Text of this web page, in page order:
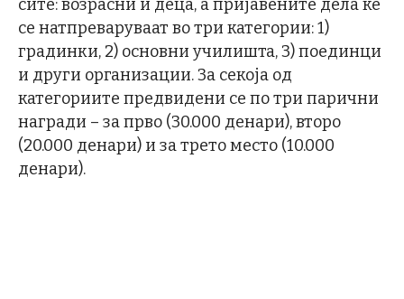
сите: возрасни и деца, а пријавените дела ќе
се натпреваруваат во три категории: 1)
градинки, 2) основни училишта, 3) поединци
и други организации. За секоја од
категориите предвидени се по три парични
награди – за прво (30.000 денари), второ
(20.000 денари) и за трето место (10.000
денари).